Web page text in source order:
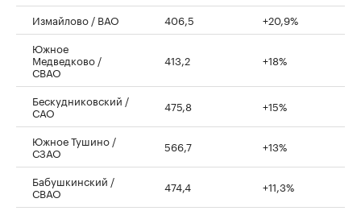
Измайлово / ВАО 406,5
+20,9%
Южное
Медведково /
СВАО
413,2 +18%
Бескудниковский /
САО 475,8 +15%
Южное Тушино /
СЗАО 566,7 +13%
Бабушкинский /
СВАО 474,4 +11,3%